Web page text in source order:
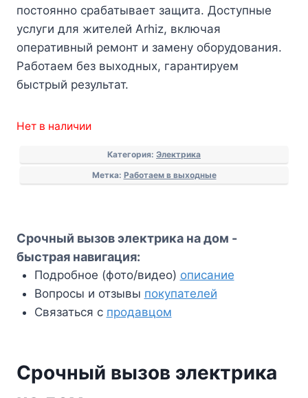
постоянно срабатывает защита. Доступные
услуги для жителей Arhiz, включая
оперативный ремонт и замену оборудования.
Работаем без выходных, гарантируем
быстрый результат.
Нет в наличии
Категория: Электрика
Метка: Работаем в выходные
Срочный вызов электрика на дом -
быстрая навигация:
Подробное (фото/видео) описание
Вопросы и отзывы покупателей
Связаться с продавцом
Срочный вызов электрика